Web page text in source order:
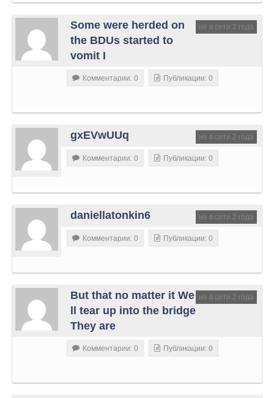
не в сети 2 года
Some were herded on
the BDUs started to
vomit I
Комментарии: 0 Публикации: 0
не в сети 2 года
gxEVwUUq
Комментарии: 0 Публикации: 0
не в сети 2 года
daniellatonkin6
Комментарии: 0 Публикации: 0
не в сети 2 года
But that no matter it We
ll tear up into the bridge
They are
Комментарии: 0 Публикации: 0